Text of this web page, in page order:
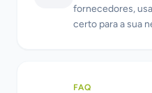
fornecedores,
certo para a sua
FAQ